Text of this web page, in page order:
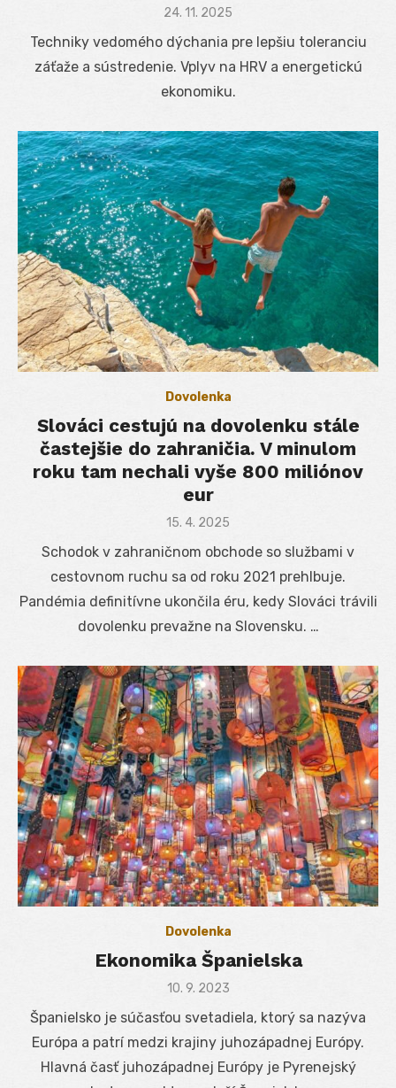
Posted
24. 11. 2025
Techniky vedomého dýchania pre lepšiu toleranciu
záťaže a sústredenie. Vplyv na HRV a energetickú
ekonomiku.
Dovolenka
Slováci cestujú na dovolenku stále
častejšie do zahraničia. V minulom
roku tam nechali vyše 800 miliónov
eur
Posted
15. 4. 2025
Schodok v zahraničnom obchode so službami v
cestovnom ruchu sa od roku 2021 prehlbuje.
Pandémia definitívne ukončila éru, kedy Slováci trávili
dovolenku prevažne na Slovensku. …
Dovolenka
Ekonomika Španielska
Posted
10. 9. 2023
Španielsko je súčasťou svetadiela, ktorý sa nazýva
Európa a patrí medzi krajiny juhozápadnej Európy.
Hlavná časť juhozápadnej Európy je Pyrenejský